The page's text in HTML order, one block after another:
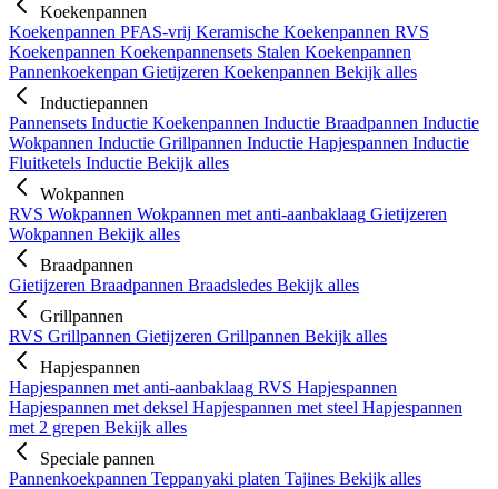
Koekenpannen
Koekenpannen PFAS-vrij Keramische Koekenpannen RVS
Koekenpannen Koekenpannensets Stalen Koekenpannen
Pannenkoekenpan Gietijzeren Koekenpannen Bekijk alles
Inductiepannen
Pannensets Inductie Koekenpannen Inductie Braadpannen Inductie
Wokpannen Inductie Grillpannen Inductie Hapjespannen Inductie
Fluitketels Inductie Bekijk alles
Wokpannen
RVS Wokpannen Wokpannen met anti-aanbaklaag Gietijzeren
Wokpannen Bekijk alles
Braadpannen
Gietijzeren Braadpannen Braadsledes Bekijk alles
Grillpannen
RVS Grillpannen Gietijzeren Grillpannen Bekijk alles
Hapjespannen
Hapjespannen met anti-aanbaklaag RVS Hapjespannen
Hapjespannen met deksel Hapjespannen met steel Hapjespannen
met 2 grepen Bekijk alles
Speciale pannen
Pannenkoekpannen Teppanyaki platen Tajines Bekijk alles